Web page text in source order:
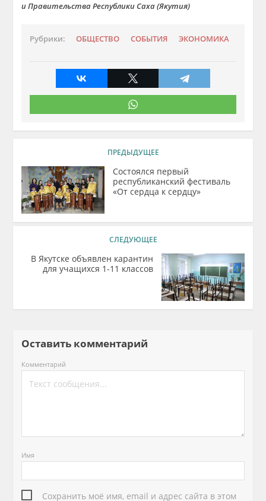
и Правительства Республики Саха (Якутия)
Рубрики: ОБЩЕСТВО СОБЫТИЯ ЭКОНОМИКА
ПРЕДЫДУЩЕЕ
Состоялся первый
республиканский фестиваль
«От сердца к сердцу»
СЛЕДУЮЩЕЕ
В Якутске объявлен карантин
для учащихся 1-11 классов
Оставить комментарий
Комментарий
Имя
Сохранить моё имя, email и адрес сайта в этом